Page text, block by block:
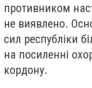
противником
не виявлено.
сил республіки
на посиленні
кордону.